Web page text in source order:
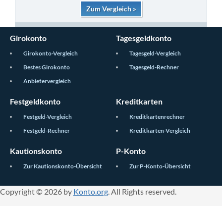
Zum Vergleich »
Girokonto
Girokonto-Vergleich
Bestes Girokonto
Anbietervergleich
Tagesgeldkonto
Tagesgeld-Vergleich
Tagesgeld-Rechner
Festgeldkonto
Festgeld-Vergleich
Festgeld-Rechner
Kreditkarten
Kreditkartenrechner
Kreditkarten-Vergleich
Kautionskonto
Zur Kautionskonto-Übersicht
P-Konto
Zur P-Konto-Übersicht
Copyright © 2026 by Konto.org. All Rights reserved.